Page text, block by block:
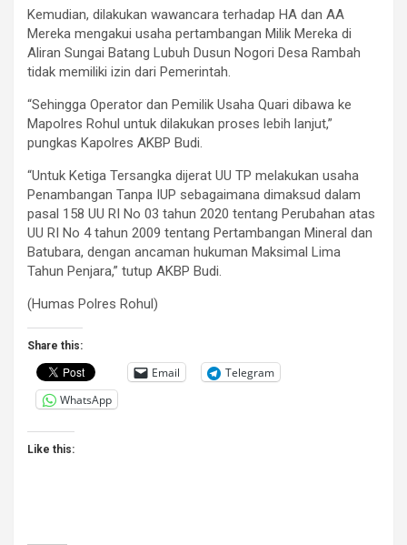
Kemudian, dilakukan wawancara terhadap HA dan AA
Mereka mengakui usaha pertambangan Milik Mereka di
Aliran Sungai Batang Lubuh Dusun Nogori Desa Rambah
tidak memiliki izin dari Pemerintah.
“Sehingga Operator dan Pemilik Usaha Quari dibawa ke
Mapolres Rohul untuk dilakukan proses lebih lanjut,”
pungkas Kapolres AKBP Budi.
“Untuk Ketiga Tersangka dijerat UU TP melakukan usaha
Penambangan Tanpa IUP sebagaimana dimaksud dalam
pasal 158 UU RI No 03 tahun 2020 tentang Perubahan atas
UU RI No 4 tahun 2009 tentang Pertambangan Mineral dan
Batubara, dengan ancaman hukuman Maksimal Lima
Tahun Penjara,” tutup AKBP Budi.
(Humas Polres Rohul)
Share this:
Email
Telegram
WhatsApp
Like this: